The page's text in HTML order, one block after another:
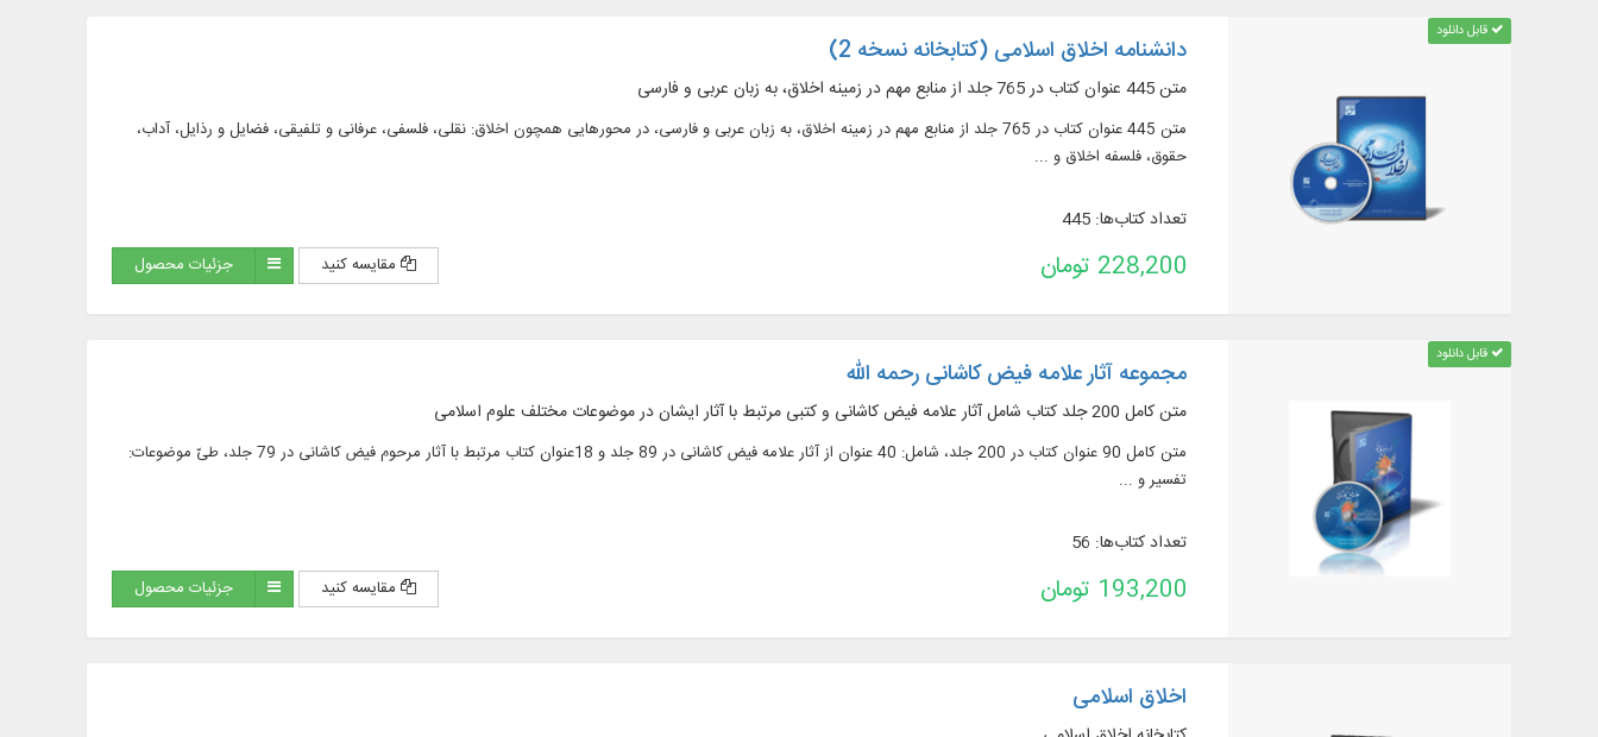
قابل دانلود
دانشنامه اخلاق اسلامی (کتابخانه نسخه 2)
متن 445 عنوان کتاب در 765 جلد از منابع مهم در زمينه اخلاق، به زبان عربی و فارسی
متن 445 عنوان کتاب در 765 جلد از منابع مهم در زمينه اخلاق، به زبان عربی و فارسی، در محورهایی همچون اخلاق: نقلی، فلسفی، عرفانی و تلفیقی، فضایل و رذایل، آداب،
حقوق، فلسفه اخلاق و ...
تعداد کتاب‌ها: 445
228,200 تومان مقایسه کنید جزئیات محصول
قابل دانلود
مجموعه آثار علامه فیض کاشانی رحمه الله
متن كامل 200 جلد کتاب شامل آثار علامه فیض كاشانی و کتبی مرتبط با آثار ایشان در موضوعات مختلف علوم اسلامی
متن كامل 90 عنوان كتاب در 200 جلد، شامل: 40 عنوان از آثار علامه فیض كاشانی در 89 جلد و 18عنوان كتاب مرتبط با آثار مرحوم فیض كاشانی در 79 جلد، طیّ موضوعات:
تفسیر و ...
تعداد کتاب‌ها: 56
193,200 تومان مقایسه کنید جزئیات محصول
اخلاق اسلامی